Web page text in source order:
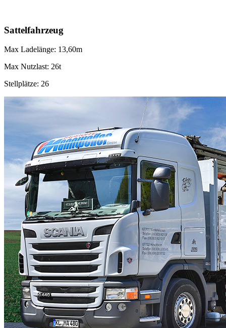
Sattelfahrzeug
Max Ladelänge: 13,60m
Max Nutzlast: 26t
Stellplätze: 26